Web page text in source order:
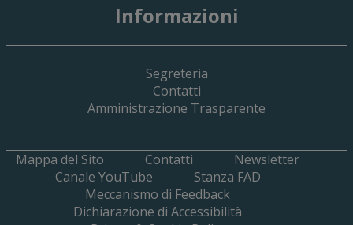
19 Giugno 2026
Informazioni
Segreteria
Contatti
Amministrazione Trasparente
Mappa del Sito Contatti
Newsletter
Canale YouTube
Stanza FAD
Meccanismo di Feedback
Dichiarazione di Accessibilità